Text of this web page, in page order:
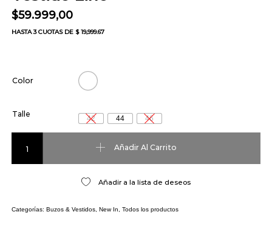
$59.999,00
HASTA3 CUOTASDE $ 19,999.67
Color
Talle
42 44 46
Añadir Al Carrito
Añadir a la lista de deseos
Categorías: Buzos & Vestidos, New In Todos los productos